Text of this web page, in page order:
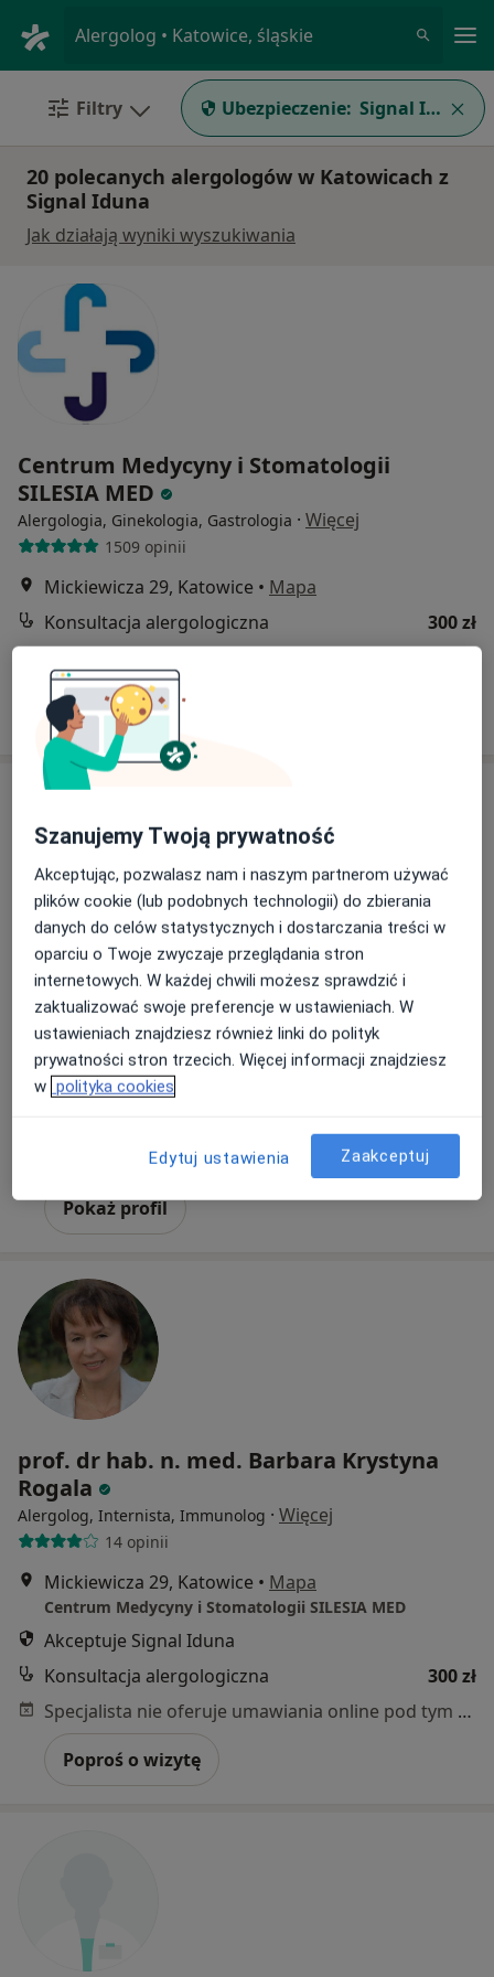
Alergolog • Katowice, śląskie
Filtry Ubezpieczenie: Signal Iduna
20 polecanych alergologów w Katowicach z
Signal Iduna
Jak działają wyniki wyszukiwania
Centrum Medycyny i Stomatologii
SILESIA MED
Alergologia, Ginekologia, Gastrologia · Więcej
1509 opinii
Mickiewicza 29, Katowice • Mapa
Konsultacja alergologiczna
300 zł
Pokaż profil
Ośrodek Rehabilitacyjno Leczniczy -
Grupa AVIMED
Alergologia, Kardiologia, Interna· Więcej
25 opinii
Katowicka 22, Mikołów
Pokaż profil
prof. dr hab. n. med. Barbara Krystyna
Rogala
Alergolog, Internista, Immunolog · Więcej
14 opinii
Mickiewicza 29, Katowice • Mapa
Centrum Medycyny i Stomatologii SILESIA MED
Akceptuje Signal Iduna
Konsultacja alergologiczna
300 zł
Specjalista nie oferuje umawiania online pod tym adresem.
Poproś o wizytę
Szanujemy Twoją prywatność
Akceptując, pozwalasz nam i naszym partnerom używać
plików cookie (lub podobnych technologii) do zbierania
danych do celów statystycznych i dostarczania treści w
oparciu o Twoje zwyczaje przeglądania stron
internetowych. W każdej chwili możesz sprawdzić i
zaktualizować swoje preferencje w ustawieniach. W
ustawieniach znajdziesz również linki do polityk
prywatności stron trzecich. Więcej informacji znajdziesz
w polityka cookies
Edytuj ustawienia Zaakceptuj